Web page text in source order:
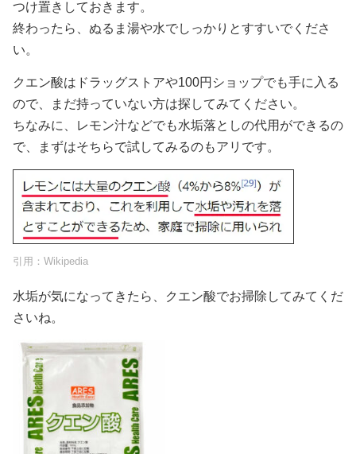
つけ置きしておきます。
終わったら、ぬるま湯や水でしっかりとすすいでくださ
い。
クエン酸はドラッグストアや100円ショップでも手に入る
ので、まだ持っていない方は探してみてください。
ちなみに、レモン汁などでも水垢落としの代用ができるの
で、まずはそちらで試してみるのもアリです。
引用： Wikipedia
水垢が気になってきたら、クエン酸でお掃除してみてくだ
さいね。